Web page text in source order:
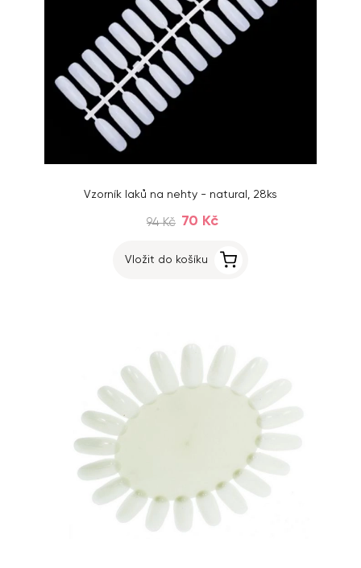
Vzorník laků na nehty - natural, 28ks
94 Kč 70 Kč
Vložit do košíku